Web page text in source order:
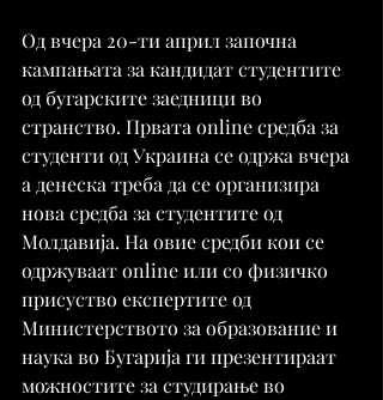
Од вчера 20-ти април започна
кампањата за кандидат студентите
од бугарските заедници во
странство. Првата online средба за
студенти од Украина се одржа вчера
а денеска треба да се организира
нова средба за студентите од
Молдавија. На овие средби кои се
одржуваат online или со физичко
присуство експертите од
Министерството за образование и
наука во Бугарија ги презентираат
можностите за студирање во